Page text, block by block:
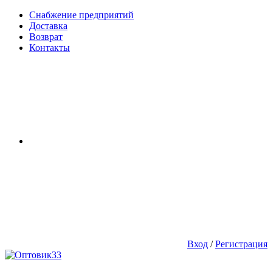
Снабжение предприятий
Доставка
Возврат
Контакты
Вход /Регистрация